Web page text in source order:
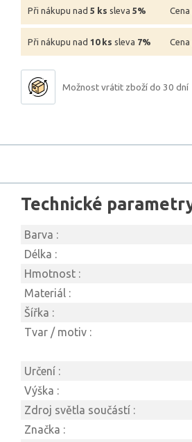
Při nákupu nad 5 ks sleva 5%
Při nákupu nad 10 ks sleva 7%
Možnost vrátit zboží do 30 dní
Technické
Barva :
Délka :
Hmotnost :
Materiál :
Šířka :
Tvar / motiv :
Určení :
Výška :
Zdroj světla součástí :
Značka :